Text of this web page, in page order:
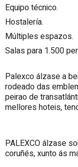
Equipo técnico.
Hostalería.
Múltiples espazos.
Salas para 1.500
Palexco álzase a
rodeado das
peirao de
mellores hoteis,
PALEXCO álzase
coruñés, xunto ás